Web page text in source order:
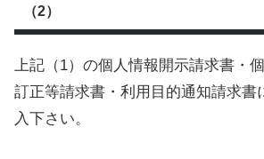
（2）
上記（1）の個人情報開示請求書・
訂正等請求書・利用目的通知請求書
入下さい。